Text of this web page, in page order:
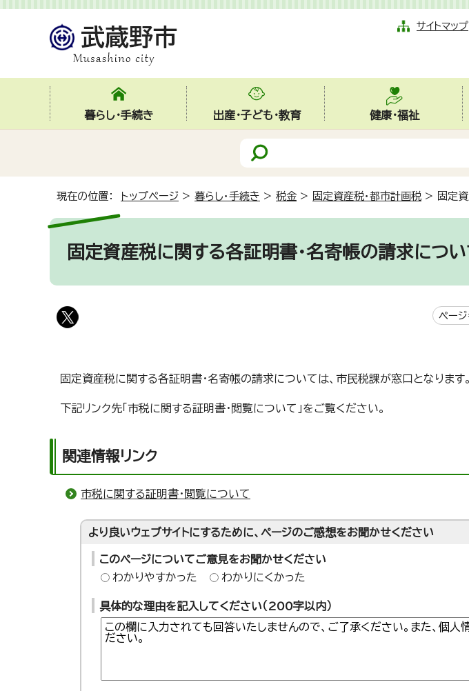
サイトマップ
暮らし・手続き 出産・子ども・教育 健康・福祉
現在の位置： トップページ > 暮らし・手続き > 税金 > 固定資産税・都市計画税 > 固定
固定資産税に関する各証明書・名寄帳の請求につい
ペー
固定資産税に関する各証明書・名寄帳の請求については、市民税課が窓口となります。
下記リンク先「市税に関する証明書・閲覧について」をご覧ください。
関連情報リンク
市税に関する証明書・閲覧について
より良いウェブサイトにするために、ページのご感想をお聞かせください
このページについてご意見をお聞かせください
わかりやすかった
わかりにくかった
具体的な理由を記入してください（200字以内）